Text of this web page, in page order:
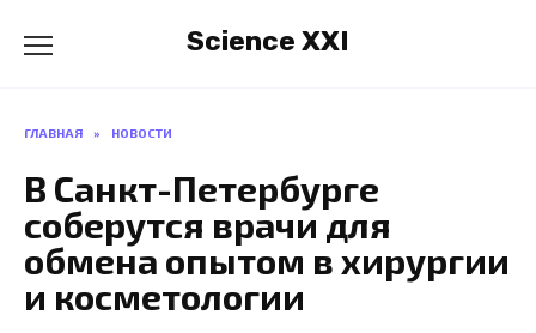
содержанию
Science XXI
ГЛАВНАЯ » НОВОСТИ
В Санкт-Петербурге
соберутся врачи для
обмена опытом в хирургии
и косметологии